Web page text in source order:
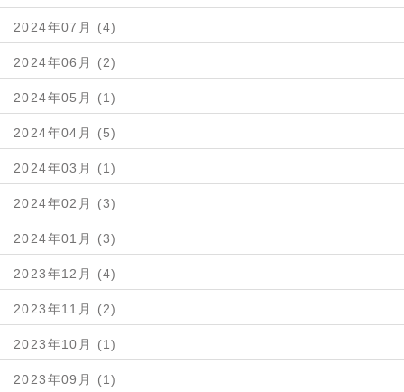
2024年07月 (4)
2024年06月 (2)
2024年05月 (1)
2024年04月 (5)
2024年03月 (1)
2024年02月 (3)
2024年01月 (3)
2023年12月 (4)
2023年11月 (2)
2023年10月 (1)
2023年09月 (1)